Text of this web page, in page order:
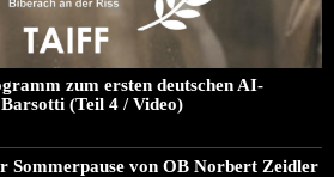
zum ersten deutschen AI-
(Teil 4 / Video)
Sommerpause von OB Norbert Zeidler